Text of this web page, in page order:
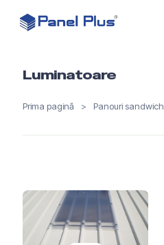
Luminatoare
Prima pagină > Panouri sandwich